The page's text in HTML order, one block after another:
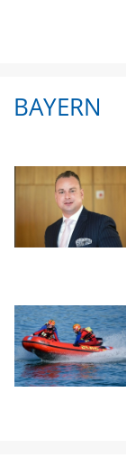
BAYERN